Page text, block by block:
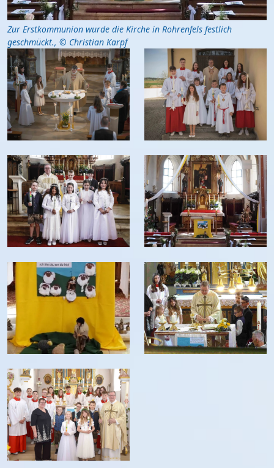
Zur Erstkommunion wurde die Kirche in Rohrenfels festlich
geschmückt., © Christian Karpf